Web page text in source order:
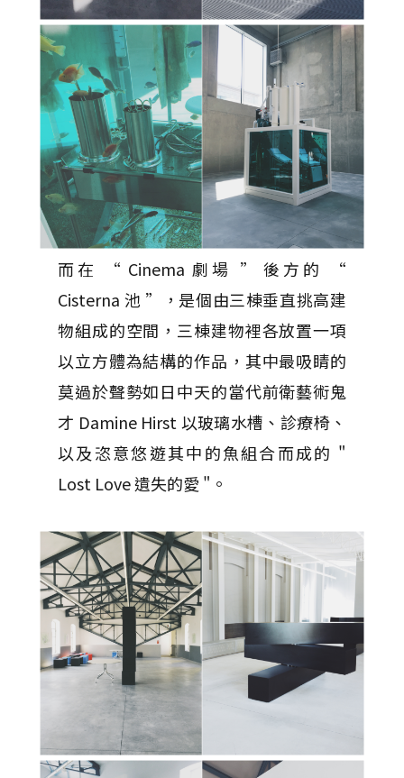
而在 “ Cinema 劇場 ” 後方的 “
Cisterna 池 ”，是個由三棟垂直挑高建
物組成的空間，三棟建物裡各放置一項
以立方體為結構的作品，其中最吸睛的
莫過於聲勢如日中天的當代前衛藝術鬼
才 Damine Hirst 以玻璃水槽、診療椅、
以及恣意悠遊其中的魚組合而成的 "
Lost Love 遺失的愛 "。